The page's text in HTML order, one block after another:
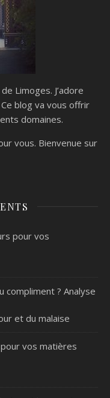
Limoges. J’adore
blog va vous offrir
domaines.
vous. Bienvenue sur
pour vos
compliment ? Analyse
et du malaise
vos matières